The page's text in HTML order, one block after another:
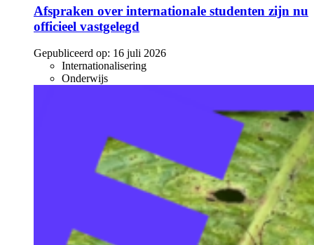
Afspraken over internationale studenten zijn nu
officieel vastgelegd
Gepubliceerd op: 16 juli 2026
Internationalisering
Onderwijs